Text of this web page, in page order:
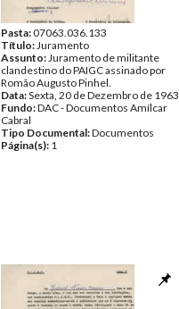
Pasta:07063.036.133
Título:Juramento
Assunto:Juramento de militante
clandestino do PAIGC assinado por
Romão Augusto Pinhel.
Data:Sexta, 20 de Dezembro de 1963
Fundo:DAC - Documentos Amílcar
Cabral
Tipo Documental:Documentos
Página(s): 1